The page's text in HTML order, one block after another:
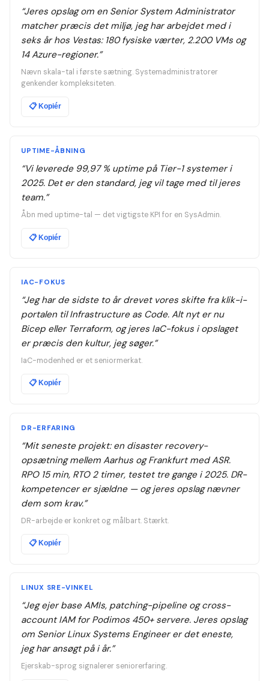
“Jeres opslag om en Senior System Administrator
matcher præcis det miljø, jeg har arbejdet med i
seks år hos Vestas: 180 fysiske værter, 2.200 VMs og
14 Azure-regioner.”
Nævn skala-tal i første sætning. Systemadministratorer
genkender kompleksiteten.
📋Kopiér
UPTIME-ÅBNING
“Vi leverede 99,97 % uptime på Tier-1 systemer i
2025. Det er den standard, jeg vil tage med til jeres
team.”
Åbn med uptime-tal — det vigtigste KPI for en SysAdmin.
📋Kopiér
IAC-FOKUS
“Jeg har de sidste to år drevet vores skifte fra klik-i-
portalen til Infrastructure as Code. Alt nyt er nu
Bicep eller Terraform, og jeres IaC-fokus i opslaget
er præcis den kultur, jeg søger.”
IaC-modenhed er et seniormerkat.
📋Kopiér
DR-ERFARING
“Mit seneste projekt: en disaster recovery-
opsætning mellem Aarhus og Frankfurt med ASR.
RPO 15 min, RTO 2 timer, testet tre gange i 2025. DR-
kompetencer er sjældne — og jeres opslag nævner
dem som krav.”
DR-arbejde er konkret og målbart. Stærkt.
📋Kopiér
LINUX SRE-VINKEL
“Jeg ejer base AMIs, patching-pipeline og cross-
account IAM for Podimos 450+ servere. Jeres opslag
om Senior Linux Systems Engineer er det eneste,
jeg har ansøgt på i år.”
Ejerskab-sprog signalerer seniorerfaring.